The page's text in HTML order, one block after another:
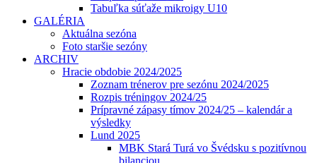
Tabuľka súťaže mikroigy U10
GALÉRIA
Aktuálna sezóna
Foto staršie sezóny
ARCHIV
Hracie obdobie 2024/2025
Zoznam trénerov pre sezónu 2024/2025
Rozpis tréningov 2024/25
Prípravné zápasy tímov 2024/25 – kalendár a
výsledky
Lund 2025
MBK Stará Turá vo Švédsku s pozitívnou
bilanciou